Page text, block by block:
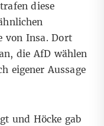
diese
von Insa. Dort
die AfD wählen
eigener Aussage
und Höcke gab